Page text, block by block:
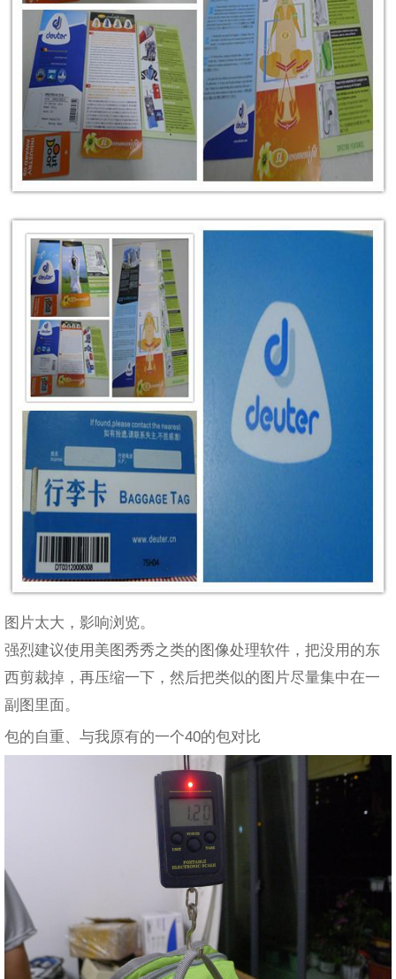
图片太大，影响浏览。
强烈建议使用美图秀秀之类的图像处理软件，把没用的东
西剪裁掉，再压缩一下，然后把类似的图片尽量集中在一
副图里面。
包的自重、与我原有的一个40的包对比